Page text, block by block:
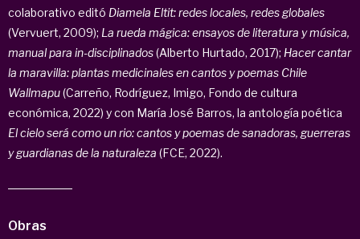
colaborativo editó Diamela Eltit: redes locales, redes globales
(Vervuert, 2009); La rueda mágica: ensayos de literatura y música,
manual para in-disciplinados(Alberto Hurtado, 2017); Hacer cantar
la maravilla: plantas medicinales en cantos y poemas Chile
Wallmapu(Carreño, Rodríguez, Imigo, Fondo de cultura
económica, 2022) y con María José Barros, la antología poética
El cielo será como un rio: cantos y poemas de sanadoras, guerreras
y guardianas de la naturaleza (FCE, 2022).
Obras